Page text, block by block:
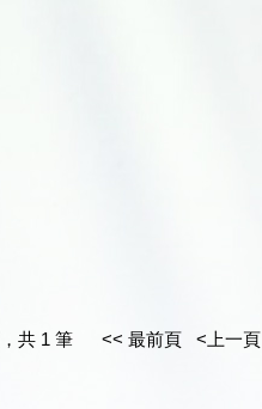
，共 1 筆 << 最前頁 <上一頁